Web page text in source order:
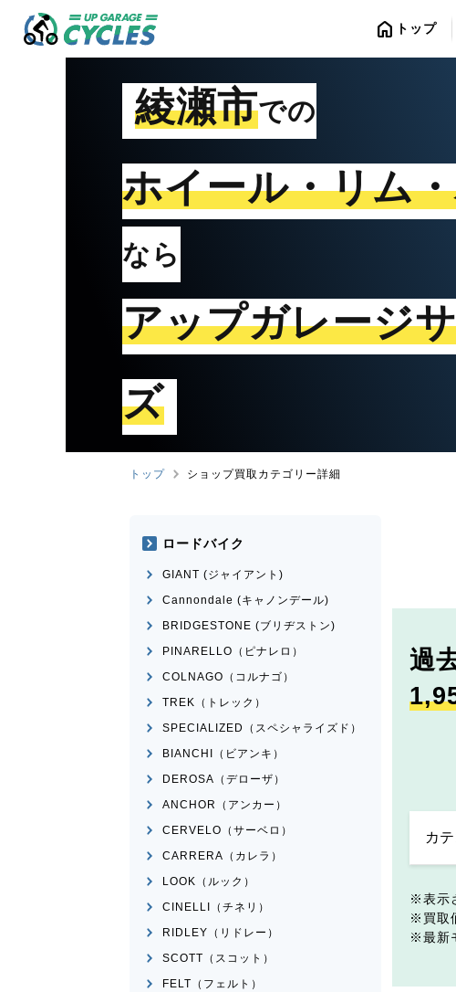
home トップ
綾瀬市での
ホイール・リム
なら
アップガレージ
ズ
トップ ショップ買取カテゴリー詳細
過
表示
買取
最新
ロードバイク
GIANT (ジャイアント)
Cannondale (キャノンデール)
BRIDGESTONE (ブリヂストン)
PINARELLO（ピナレロ）
COLNAGO（コルナゴ）
TREK（トレック）
SPECIALIZED（スペシャライズド）
BIANCHI（ビアンキ）
DEROSA（デローザ）
ANCHOR（アンカー）
CERVELO（サーベロ）
CARRERA（カレラ）
LOOK（ルック）
CINELLI（チネリ）
RIDLEY（リドレー）
SCOTT（スコット）
FELT（フェルト）